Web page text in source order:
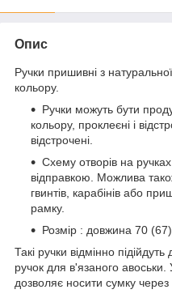
Опис
Ручки пришивні з
кольору.
Ручки можуть бути
кольору, проклеєні і
відстрочені.
Схему отворів на
відправкою. Можлива
гвинтів, карабінів або
рамку.
Розмір : довжина 70
Такі ручки відмінно
ручок для в'язаного
дозволяє носити сумку через